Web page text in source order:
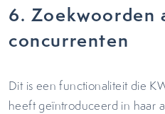
6. Zoekwoorden
concurrenten
Dit is een functionaliteit die
heeft geïntroduceerd in haar